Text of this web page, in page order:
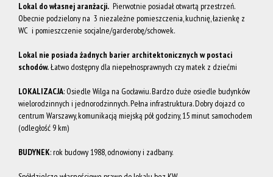
Grupa
Akces
Lokal do własnej aranżacji. Pierwotnie posiadał otwartą przestrzeń.
Obecnie podzielony na 3 niezależne pomieszczenia, kuchnię, łazienkę z
WC i pomieszczenie socjalne/garderobę/schowek.
Lokal nie posiada żadnych barier architektonicznych w postaci
schodów.Łatwo dostępny dla niepełnosprawnych czy matek z dziećmi
LOKALIZACJA: Osiedle Wilga na Gocławiu. Bardzo duże osiedle budynków
wielorodzinnych i jednorodzinnych. Pełna infrastruktura. Dobry dojazd co
centrum Warszawy, komunikacją miejską pół godziny, 15 minut samochodem
(odległość 9 km)
BUDYNEK: rok budowy 1988, odnowiony i zadbany.